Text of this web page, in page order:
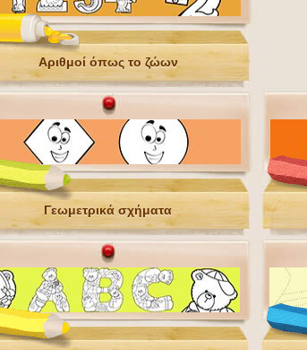
Αριθμοί όπως το ζώων
Γεωμετρικά σχήματα